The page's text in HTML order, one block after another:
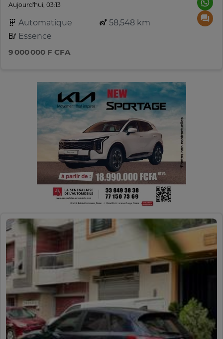
Aujourd'hui, 03:13
Automatique
58,548 km
Essence
9 000 000 F CFA